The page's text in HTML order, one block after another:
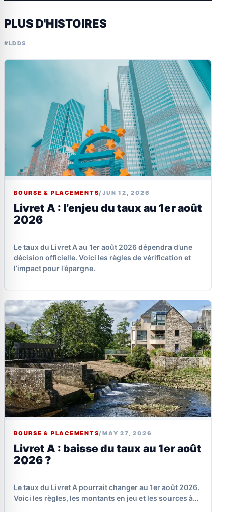
PLUS D'HISTOIRES
#LDDS
BOURSE & PLACEMENTS/JUN 12, 2026
Livret A : l’enjeu du taux au 1er août
2026
Le taux du Livret A au 1er août 2026 dépendra d’une
décision officielle. Voici les règles de vérification et
l’impact pour l’épargne.
BOURSE & PLACEMENTS/MAY 27, 2026
Livret A : baisse du taux au 1er août
2026 ?
Le taux du Livret A pourrait changer au 1er août 2026.
Voici les règles, les montants en jeu et les sources à…